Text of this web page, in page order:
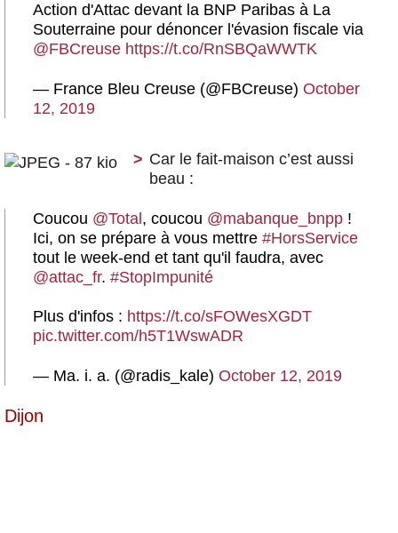
Action d'Attac devant la BNP Paribas à La
Souterraine pour dénoncer l'évasion fiscale via
@FBCreuse https://t.co/RnSBQaWWTK
— France Bleu Creuse (@FBCreuse) October
12, 2019
Car le fait-maison c’est aussi
beau :
Coucou @Total, coucou @mabanque_bnpp !
Ici, on se prépare à vous mettre #HorsService
tout le week-end et tant qu'il faudra, avec
@attac_fr. #StopImpunité
Plus d'infos : https://t.co/sFOWesXGDT
pic.twitter.com/h5T1WswADR
— Ma. i. a. (@radis_kale) October 12, 2019
Dijon